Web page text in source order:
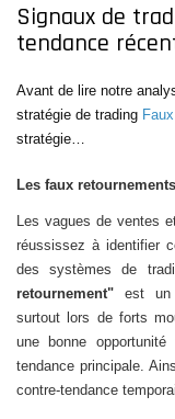
Signaux de
tendance
Avant de lire notre
stratégie de trading
stratégie…
Les faux retournements
Les vagues de ventes
réussissez à identifier
des systèmes de
retournement" est un
surtout lors de forts
une bonne
tendance principale.
contre-tendance